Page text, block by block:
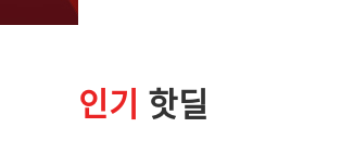
인기 핫딜